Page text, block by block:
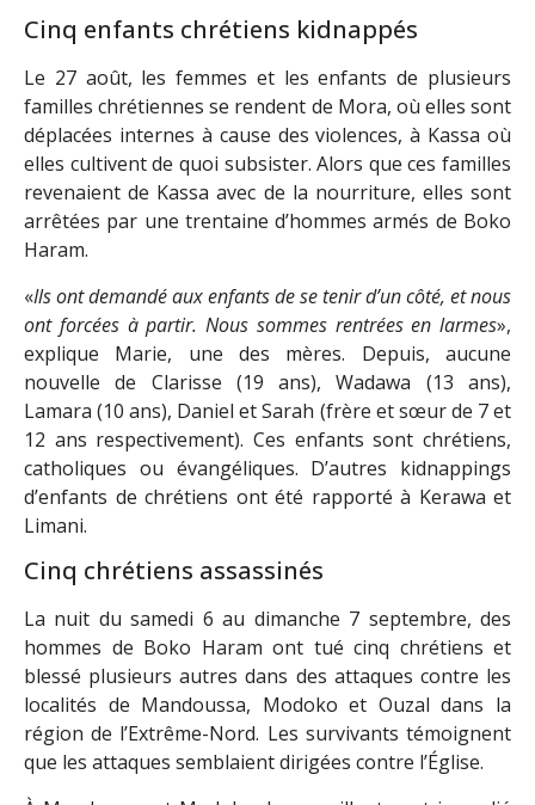
Cinq enfants chrétiens kidnappés
Le 27 août, les femmes et les enfants de plusieurs
familles chrétiennes se rendent de Mora, où elles sont
déplacées internes à cause des violences, à Kassa où
elles cultivent de quoi subsister. Alors que ces familles
revenaient de Kassa avec de la nourriture, elles sont
arrêtées par une trentaine d’hommes armés de Boko
Haram.
«Ils ont demandé aux enfants de se tenir d’un côté, et nous
ont forcées à partir. Nous sommes rentrées en larmes»,
explique Marie, une des mères. Depuis, aucune
nouvelle de Clarisse (19 ans), Wadawa (13 ans),
Lamara (10 ans), Daniel et Sarah (frère et sœur de 7 et
12 ans respectivement). Ces enfants sont chrétiens,
catholiques ou évangéliques. D’autres kidnappings
d’enfants de chrétiens ont été rapporté à Kerawa et
Limani.
Cinq chrétiens assassinés
La nuit du samedi 6 au dimanche 7 septembre, des
hommes de Boko Haram ont tué cinq chrétiens et
blessé plusieurs autres dans des attaques contre les
localités de Mandoussa, Modoko et Ouzal dans la
région de l’Extrême-Nord. Les survivants témoignent
que les attaques semblaient dirigées contre l’Église.